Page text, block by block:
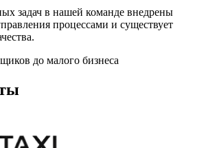
задач в нашей команде внедрены
процессами и существует
до малого бизнеса